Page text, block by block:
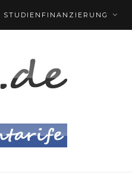
STUDIENFINANZIERUNG